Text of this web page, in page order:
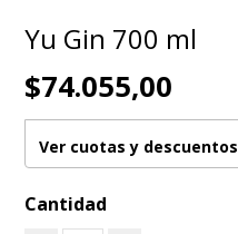
Yu Gin 700 ml
$74.055,00
Ver cuotas y descuentos
Cantidad